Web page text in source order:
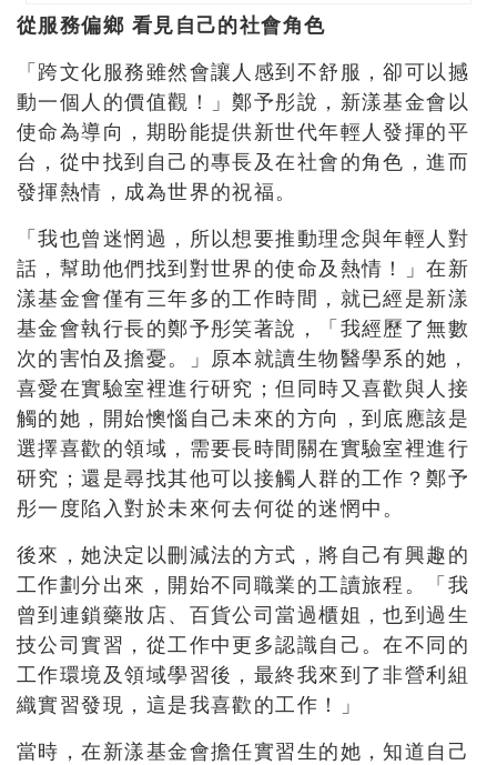
從服務偏鄉 看見自己的社會角色
「跨文化服務雖然會讓人感到不舒服，卻可以撼
動一個人的價值觀！」鄭予彤說，新漾基金會以
使命為導向，期盼能提供新世代年輕人發揮的平
台，從中找到自己的專長及在社會的角色，進而
發揮熱情，成為世界的祝福。
「我也曾迷惘過，所以想要推動理念與年輕人對
話，幫助他們找到對世界的使命及熱情！」在新
漾基金會僅有三年多的工作時間，就已經是新漾
基金會執行長的鄭予彤笑著說，「我經歷了無數
次的害怕及擔憂。」原本就讀生物醫學系的她，
喜愛在實驗室裡進行研究；但同時又喜歡與人接
觸的她，開始懊惱自己未來的方向，到底應該是
選擇喜歡的領域，需要長時間關在實驗室裡進行
研究；還是尋找其他可以接觸人群的工作？鄭予
彤一度陷入對於未來何去何從的迷惘中。
後來，她決定以刪減法的方式，將自己有興趣的
工作劃分出來，開始不同職業的工讀旅程。「我
曾到連鎖藥妝店、百貨公司當過櫃姐，也到過生
技公司實習，從工作中更多認識自己。在不同的
工作環境及領域學習後，最終我來到了非營利組
織實習發現，這是我喜歡的工作！」
當時，在新漾基金會擔任實習生的她，知道自己